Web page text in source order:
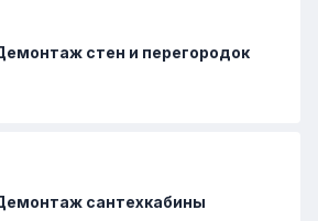
стен и перегородок
сантехкабины